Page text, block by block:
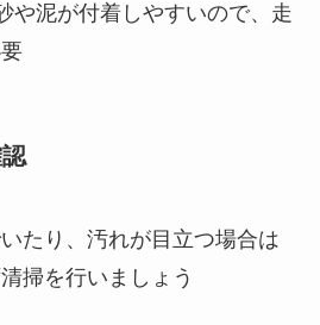
や泥が付着しやすいので、走
たり、汚れが目立つ場合は
掃を行いましょう